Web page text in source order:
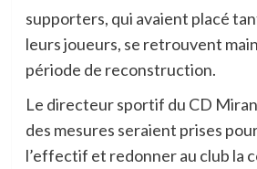
supporters, qui avaient placé
leurs joueurs, se retrouvent
période de reconstruction.
Le directeur sportif du CD
des mesures seraient prises
l’effectif et redonner au club la